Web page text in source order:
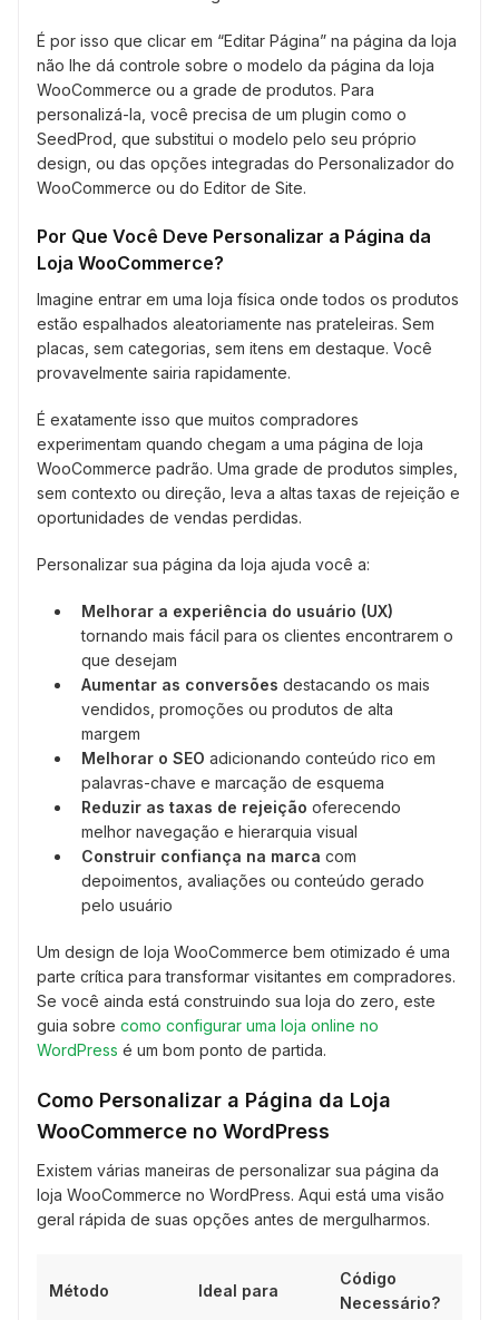
É por isso que clicar em “Editar Página” na página da loja
não lhe dá controle sobre o modelo da página da loja
WooCommerce ou a grade de produtos. Para
personalizá-la, você precisa de um plugin como o
SeedProd, que substitui o modelo pelo seu próprio
design, ou das opções integradas do Personalizador do
WooCommerce ou do Editor de Site.
Por Que Você Deve Personalizar a Página da
Loja WooCommerce?
Imagine entrar em uma loja física onde todos os produtos
estão espalhados aleatoriamente nas prateleiras. Sem
placas, sem categorias, sem itens em destaque. Você
provavelmente sairia rapidamente.
É exatamente isso que muitos compradores
experimentam quando chegam a uma página de loja
WooCommerce padrão. Uma grade de produtos simples,
sem contexto ou direção, leva a altas taxas de rejeição e
oportunidades de vendas perdidas.
Personalizar sua página da loja ajuda você a:
Melhorar a experiência do usuário (UX)
tornando mais fácil para os clientes encontrarem o
que desejam
Aumentar as conversões destacando os mais
vendidos, promoções ou produtos de alta
margem
Melhorar o SEO adicionando conteúdo rico em
palavras-chave e marcação de esquema
Reduzir as taxas de rejeição oferecendo
melhor navegação e hierarquia visual
Construir confiança na marca com
depoimentos, avaliações ou conteúdo gerado
pelo usuário
Um design de loja WooCommerce bem otimizado é uma
parte crítica para transformar visitantes em compradores.
Se você ainda está construindo sua loja do zero, este
guia sobre como configurar uma loja online no
WordPress é um bom ponto de partida.
Como Personalizar a Página da Loja
WooCommerce no WordPress
Existem várias maneiras de personalizar sua página da
loja WooCommerce no WordPress. Aqui está uma visão
geral rápida de suas opções antes de mergulharmos.
Método Ideal para
Código
Necessário?